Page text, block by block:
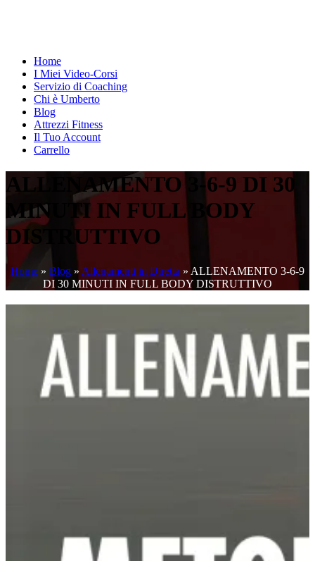
Home
I Miei Video-Corsi
Servizio di Coaching
Chi è Umberto
Blog
Attrezzi Fitness
Il Tuo Account
Carrello
ALLENAMENTO 3-6-9 DI 30
MINUTI IN FULL BODY
DISTRUTTIVO
Home » Blog » Allenamenti in Diretta » ALLENAMENTO 3-6-9
DI 30 MINUTI IN FULL BODY DISTRUTTIVO